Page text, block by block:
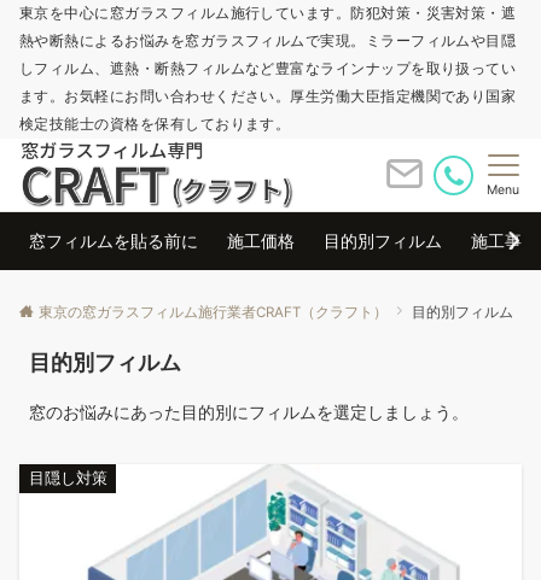
東京を中心に窓ガラスフィルム施行しています。防犯対策・災害対策・遮
熱や断熱によるお悩みを窓ガラスフィルムで実現。ミラーフィルムや目隠
しフィルム、遮熱・断熱フィルムなど豊富なラインナップを取り扱ってい
ます。お気軽にお問い合わせください。厚生労働大臣指定機関であり国家
検定技能士の資格を保有しております。
Menu
窓フィルムを貼る前に 施工価格 目的別フィルム 施工事例
東京の窓ガラスフィルム施行業者CRAFT（クラフト） 目的別フィルム
目的別フィルム
窓のお悩みにあった目的別にフィルムを選定しましょう。
目隠し対策